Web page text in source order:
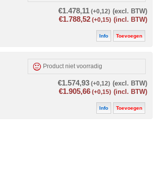
€1.478,11 (+0,12) (excl. BTW)
€1.788,52 (+0,15) (incl. BTW)
Info Toevoegen
Product niet voorradig
€1.574,93 (+0,12) (excl. BTW)
€1.905,66 (+0,15) (incl. BTW)
Info Toevoegen